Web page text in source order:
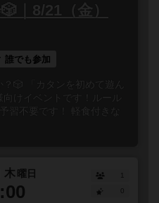
｜8/21（金）
誰でも参加
🎲 「カタンを初めて遊ん
けイベントです！ルール
習不要です！ 軽食付きな
木曜日
1